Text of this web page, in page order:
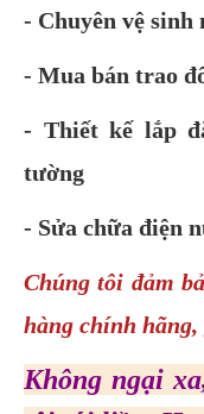
- Chuyên vệ sinh
- Mua bán trao
- Thiết kế lắp
tường
- Sửa chữa điện
Chúng tôi đảm
hàng chính
Không ngại